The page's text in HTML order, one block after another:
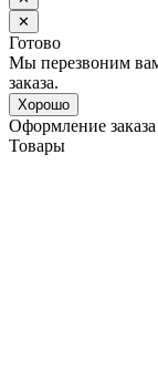
✕
Готово
Мы перезвоним
заказа.
Хорошо
Оформление заказа
Товары